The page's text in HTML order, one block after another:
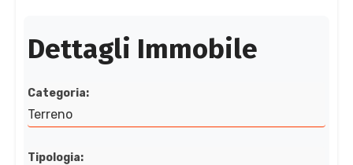
Dettagli Immobile
Categoria:
Terreno
Tipologia: